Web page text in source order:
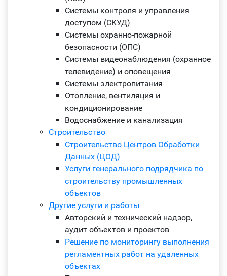
Системы контроля и управления
доступом (СКУД)
Системы охранно-пожарной
безопасности (ОПС)
Системы видеонаблюдения (охранное
телевидение) и оповещения
Системы электропитания
Отопление, вентиляция и
кондиционирование
Водоснабжение и канализация
Строительство
Строительство Центров Обработки
Данных (ЦОД)
Услуги генерального подрядчика по
строительству промышленных
объектов
Другие услуги и работы
Авторский и технический надзор,
аудит объектов и проектов
Решение по мониторингу выполнения
регламентных работ на удаленных
объектах